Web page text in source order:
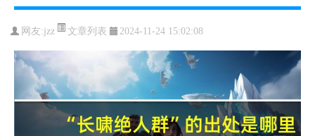
网友:jzz 文章列表 2024-11-24 15:02:08